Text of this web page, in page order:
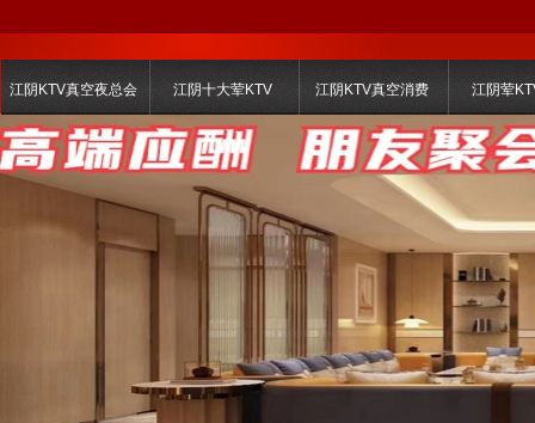
江阴KTV真空夜总会 江阴十大荤KTV 江阴KTV真空消费 江阴荤